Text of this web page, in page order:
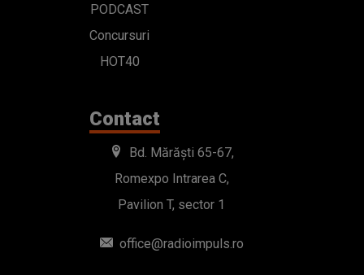
PODCAST
Concursuri
HOT40
Contact
Bd. Mărăști 65-67,
Romexpo Intrarea C,
Pavilion T, sector 1
office@radioimpuls.ro